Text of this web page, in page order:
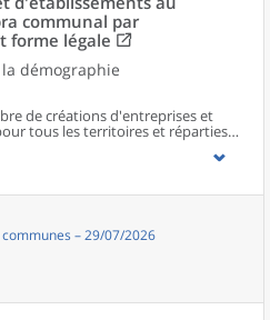
communal par
forme légale
démographie
de créations d'entreprises et
tous les territoires et réparties
légale.
– 29/07/2026